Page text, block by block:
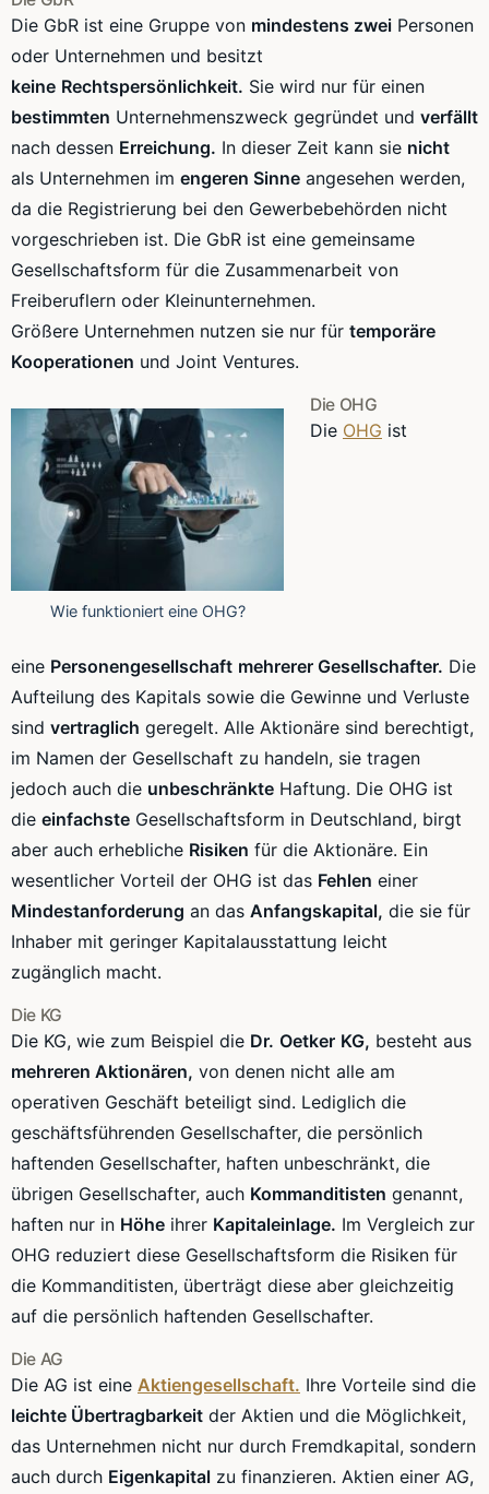
Die GbR ist eine Gruppe von mindestens zwei Personen
oder Unternehmen und besitzt
keine Rechtspersönlichkeit. Sie wird nur für einen
bestimmten Unternehmenszweck gegründet und verfällt
nach dessen Erreichung. In dieser Zeit kann sie nicht
als Unternehmen im engeren Sinne angesehen werden,
da die Registrierung bei den Gewerbebehörden nicht
vorgeschrieben ist. Die GbR ist eine gemeinsame
Gesellschaftsform für die Zusammenarbeit von
Freiberuflern oder Kleinunternehmen.
Größere Unternehmen nutzen sie nur für temporäre
Kooperationen und Joint Ventures.
Wie funktioniert eine OHG?
Die OHG
Die OHG ist
eine Personengesellschaft mehrerer Gesellschafter. Die
Aufteilung des Kapitals sowie die Gewinne und Verluste
sind vertraglich geregelt. Alle Aktionäre sind berechtigt,
im Namen der Gesellschaft zu handeln, sie tragen
jedoch auch die unbeschränkte Haftung. Die OHG ist
die einfachste Gesellschaftsform in Deutschland, birgt
aber auch erhebliche Risiken für die Aktionäre. Ein
wesentlicher Vorteil der OHG ist das Fehlen einer
Mindestanforderung an das Anfangskapital, die sie für
Inhaber mit geringer Kapitalausstattung leicht
zugänglich macht.
Die KG
Die KG, wie zum Beispiel die Dr. Oetker KG, besteht aus
mehreren Aktionären, von denen nicht alle am
operativen Geschäft beteiligt sind. Lediglich die
geschäftsführenden Gesellschafter, die persönlich
haftenden Gesellschafter, haften unbeschränkt, die
übrigen Gesellschafter, auch Kommanditisten genannt,
haften nur in Höhe ihrer Kapitaleinlage. Im Vergleich zur
OHG reduziert diese Gesellschaftsform die Risiken für
die Kommanditisten, überträgt diese aber gleichzeitig
auf die persönlich haftenden Gesellschafter.
Die AG
Die AG ist eine Aktiengesellschaft. Ihre Vorteile sind die
leichte Übertragbarkeit der Aktien und die Möglichkeit,
das Unternehmen nicht nur durch Fremdkapital, sondern
auch durch Eigenkapital zu finanzieren. Aktien einer AG,